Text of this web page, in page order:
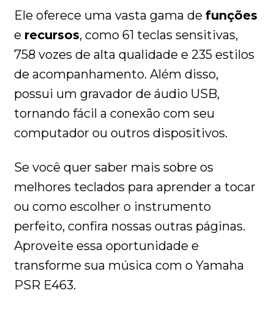
Ele oferece uma vasta gama defunções
e recursos, como 61 teclas sensitivas,
758 vozes de alta qualidade e 235 estilos
de acompanhamento. Além disso,
possui um gravador de áudio USB,
tornando fácil a conexão com seu
computador ou outros dispositivos.
Se você quer saber mais sobre os
melhores teclados para aprender a tocar
ou como escolher o instrumento
perfeito, confira nossas outras páginas.
Aproveite essa oportunidade e
transforme sua música com o Yamaha
PSR E463.